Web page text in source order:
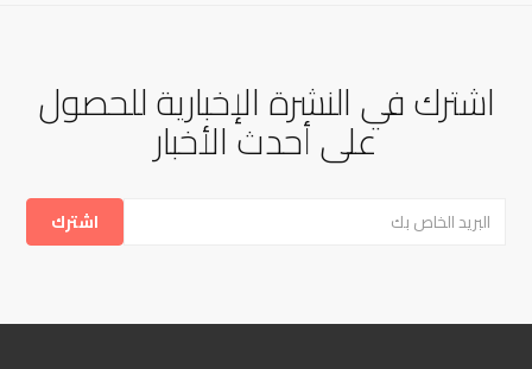
اشترك في النشرة الإخبارية للحصول
على أحدث الأخبار